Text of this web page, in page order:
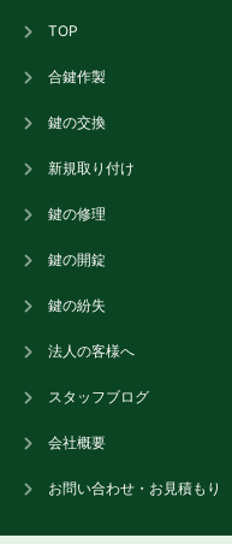
TOP
合鍵作製
鍵の交換
新規取り付け
鍵の修理
鍵の開錠
鍵の紛失
法人の客様へ
スタッフブログ
会社概要
お問い合わせ・お見積もり